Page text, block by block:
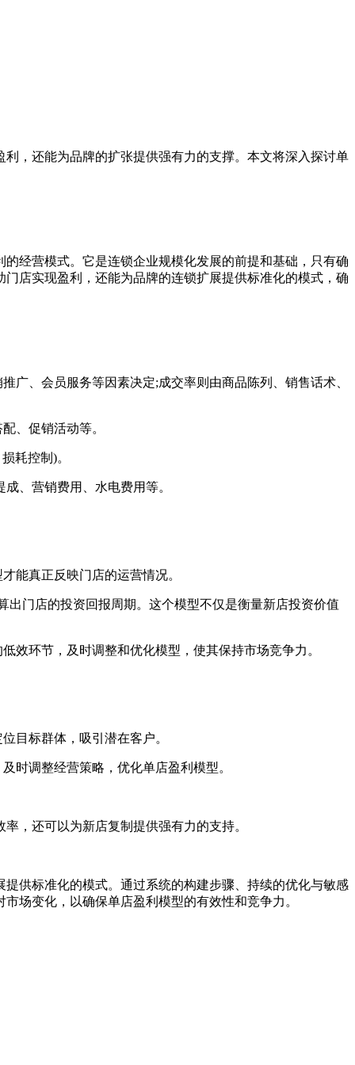
，还能为品牌的扩张提供强有力的支撑。本文将深入探讨单
经营模式。它是连锁企业规模化发展的前提和基础，只有确
店实现盈利，还能为品牌的连锁扩展提供标准化的模式，确
广、会员服务等因素决定;成交率则由商品陈列、销售话术、
、促销活动等。
耗控制)。
、营销费用、水电费用等。
能真正反映门店的运营情况。
出门店的投资回报周期。这个模型不仅是衡量新店投资价值
效环节，及时调整和优化模型，使其保持市场竞争力。
目标群体，吸引潜在客户。
时调整经营策略，优化单店盈利模型。
，还可以为新店复制提供强有力的支持。
供标准化的模式。通过系统的构建步骤、持续的优化与敏感
场变化，以确保单店盈利模型的有效性和竞争力。